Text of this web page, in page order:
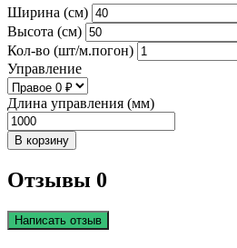
Ширина (см)
Высота (см)
Кол-во (шт/м.погон)
Управление
Длина управления (мм)
В корзину
Отзывы 0
Написать отзыв